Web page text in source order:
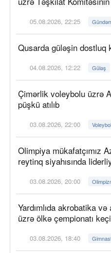
05.08.2026, 22:25
Qusarda güləşin dostluq
04.08.2026, 12:22 Güləş
Çimərlik voleybolu üzrə
püşkü atılıb
03.08.2026, 22:00 Voleybol
Olimpiya mükafatçımız
reytinq siyahısında
03.08.2026, 20:00
Yardımlıda akrobatika
üzrə ölkə çempionatı
03.08.2026, 18:40